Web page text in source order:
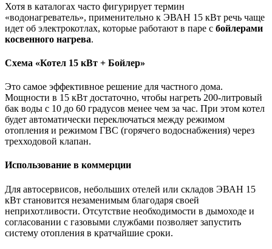
Хотя в каталогах часто фигурирует термин
«водонагреватель», применительно к ЭВАН 15 кВт речь чаще
идет об электрокотлах, которые работают в паре с бойлерами
косвенного нагрева.
Схема «Котел 15 кВт + Бойлер»
Это самое эффективное решение для частного дома.
Мощности в 15 кВт достаточно, чтобы нагреть 200-литровый
бак воды с 10 до 60 градусов менее чем за час. При этом котел
будет автоматически переключаться между режимом
отопления и режимом ГВС (горячего водоснабжения) через
трехходовой клапан.
Использование в коммерции
Для автосервисов, небольших отелей или складов ЭВАН 15
кВт становится незаменимым благодаря своей
неприхотливости. Отсутствие необходимости в дымоходе и
согласовании с газовыми службами позволяет запустить
систему отопления в кратчайшие сроки.